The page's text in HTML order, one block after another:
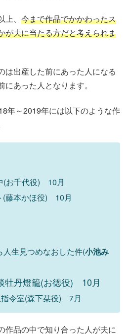
、 今まで作品でかかわったス
が夫に当たる方だと考えられま
は出産した前にあった人になる
あった人となります。
年～2019年には以下のような作
(お千代役) 10月
(藤本かほ役) 10月
人生見つめなおした件(小池み
牡丹燈籠(お徳役) 10月
令室(森下栞役) 7月
作品の中で知り合った人が夫に